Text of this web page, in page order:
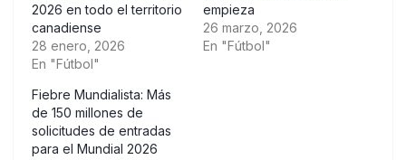
2026 en todo el territorio
canadiense
28 enero, 2026
En "Fútbol"
empieza
26 marzo, 2026
En "Fútbol"
Fiebre Mundialista: Más
de 150 millones de
solicitudes de entradas
para el Mundial 2026